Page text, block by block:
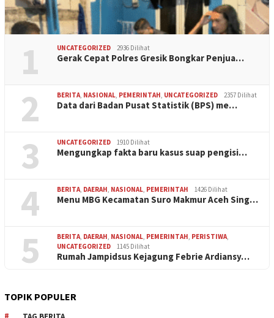
1 UNCATEGORIZED 2936 Dilihat
Gerak Cepat Polres Gresik Bongkar Penjua…
2 BERITA, NASIONAL, PEMERINTAH, UNCATEGORIZED 2357 Dilihat
Data dari Badan Pusat Statistik (BPS) me…
3 UNCATEGORIZED 1910 Dilihat
Mengungkap fakta baru kasus suap pengisi…
4 BERITA, DAERAH, NASIONAL, PEMERINTAH 1426 Dilihat
Menu MBG Kecamatan Suro Makmur Aceh Sing…
5 BERITA, DAERAH, NASIONAL, PEMERINTAH, PERISTIWA,
UNCATEGORIZED
1145 Dilihat
Rumah Jampidsus Kejagung Febrie Ardiansy…
TOPIK POPULER